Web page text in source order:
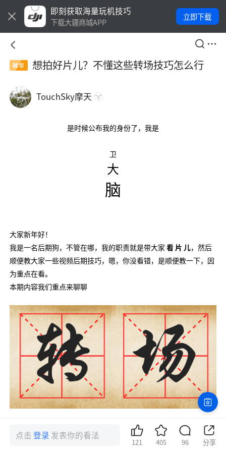
即刻获取海量玩机技巧
下载大疆商城APP
立即下载
精华 想拍好片儿？不懂这些转场技巧怎么行
TouchSky摩天
是时候公布我的身份了，我是
卫
大
脑
大家新年好！
我是一名后期狗，不管在哪，我的职责就是带大家看 片 儿，然后
顺便教大家一些视频后期技巧，嗯，你没看错，是顺便教一下，因
为重点在看。
本期内容我们重点来聊聊
“转场”——顾名思义，就是 从一个场景（镜头）转换到另一个场
点击登录 发表你的看法
121 405 96 分享